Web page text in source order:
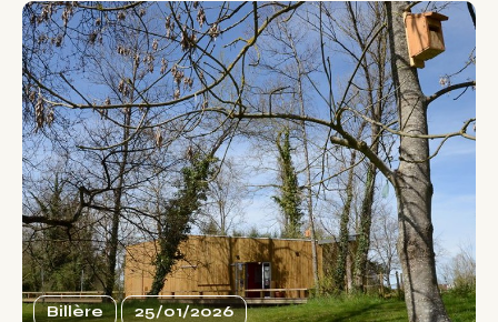
Billère 25/01/2026